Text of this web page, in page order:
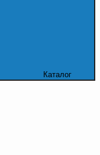
Каталог